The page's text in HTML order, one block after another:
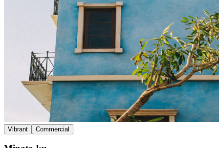
Vibrant Commercial